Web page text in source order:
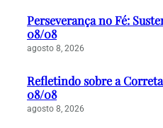
Perseverança no Fé:
08/08
agosto 8, 2026
Refletindo sobre a
08/08
agosto 8, 2026